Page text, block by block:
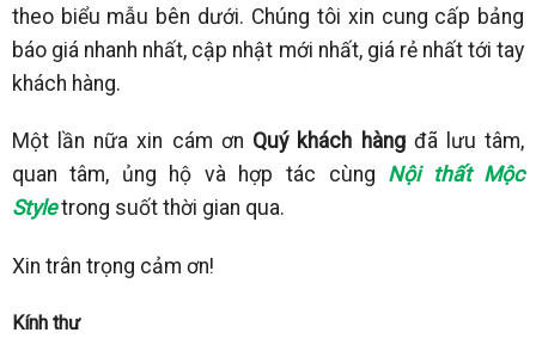
theo biểu mẫu bên dưới. Chúng tôi xin cung cấp bảng
báo giá nhanh nhất, cập nhật mới nhất, giá rẻ nhất tới tay
khách hàng.
Một lần nữa xin cám ơn Quý khách hàngđã lưu tâm,
quan tâm, ủng hộ và hợp tác cùng Nội thất Mộc
Styletrong suốt thời gian qua.
Xin trân trọng cảm ơn!
Kính thư